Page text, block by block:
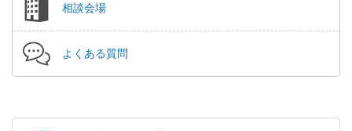
相談会場
よくある質問